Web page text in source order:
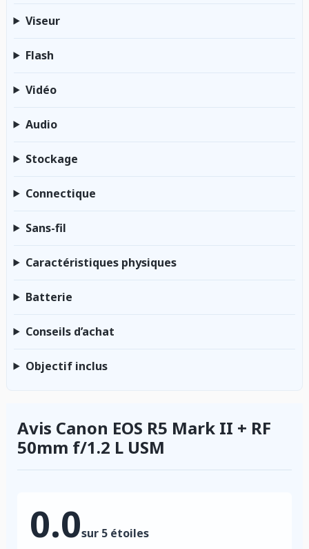
Viseur
Flash
Vidéo
Audio
Stockage
Connectique
Sans-fil
Caractéristiques physiques
Batterie
Conseils d’achat
Objectif inclus
Avis Canon EOS R5 Mark II + RF
50mm f/1.2 L USM
0.0sur 5 étoiles